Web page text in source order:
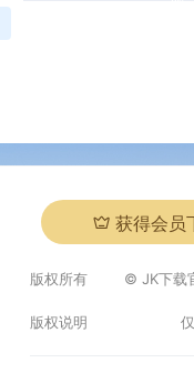
获得会员
版权所有 © JK下载
版权说明